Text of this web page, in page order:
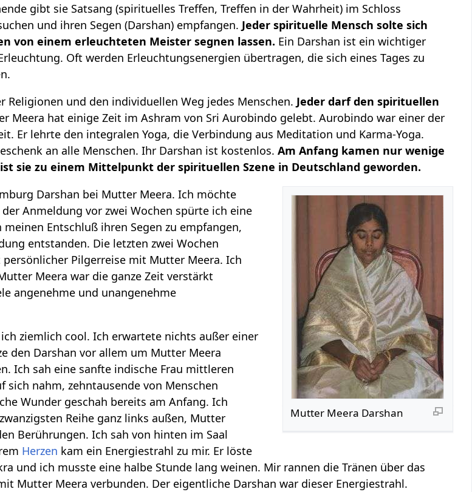
gibt sie Satsang (spirituelles Treffen, Treffen in der Wahrheit) im Schloss
und ihren Segen (Darshan) empfangen. Jeder spirituelle Mensch solte sich
von einem erleuchteten Meister segnen lassen. Ein Darshan ist ein wichtiger
Oft werden Erleuchtungsenergien übertragen, die sich eines Tages zu
und den individuellen Weg jedes Menschen. Jeder darf den spirituellen
Meera hat einige Zeit im Ashram von Sri Aurobindo gelebt. Aurobindo war einer der
Er lehrte den integralen Yoga, die Verbindung aus Meditation und Karma-Yoga.
an alle Menschen. Ihr Darshan ist kostenlos.Am Anfang kamen nur wenige
sie zu einem Mittelpunkt der spirituellen Szene in Deutschland geworden.
Mutter Meera Darshan
Darshan bei Mutter Meera. Ich möchte
Anmeldung vor zwei Wochen spürte ich eine
Entschluß ihren Segen zu empfangen,
entstanden. Die letzten zwei Wochen
Pilgerreise mit Mutter Meera. Ich
Meera war die ganze Zeit verstärkt
angenehme und unangenehme
ziemlich cool. Ich erwartete nichts außer einer
den Darshan vor allem um Mutter Meera
Ich sah eine sanfte indische Frau mittleren
nahm, zehntausende von Menschen
Wunder geschah bereits am Anfang. Ich
Reihe ganz links außen, Mutter
Berührungen. Ich sah von hinten im Saal
Herzen kam ein Energiestrahl zu mir. Er löste
und ich musste eine halbe Stunde lang weinen. Mir rannen die Tränen über das
Mutter Meera verbunden. Der eigentliche Darshan war dieser Energiestrahl.